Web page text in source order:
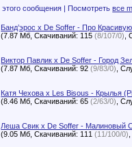
Файлы с этого сообщения | Посмотретьвсе
Банд’эрос x De Soffer - Про
(7.87 Мб, Скачиваний: 115(8/107/0)
Виктор Павлик x De Soffer - Город
(7.87 Мб, Скачиваний: 92(9/83/0)
Катя Чехова x Les Bisous - Крылья
(8.46 Мб, Скачиваний: 65(2/63/0)
Леша Свик x De Soffer - Малиновый
(9.05 Мб, Скачиваний: 111(11/100/0)